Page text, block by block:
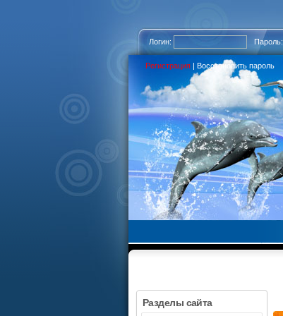
Логин: Пароль:
Регистрация | Восстановить пароль
Разделы сайта